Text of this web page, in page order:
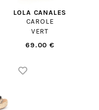
LOLA CANALES
CAROLE
VERT
69.00 €